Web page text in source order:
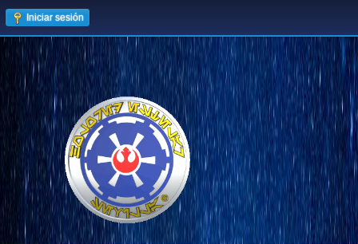
Iniciar sesión